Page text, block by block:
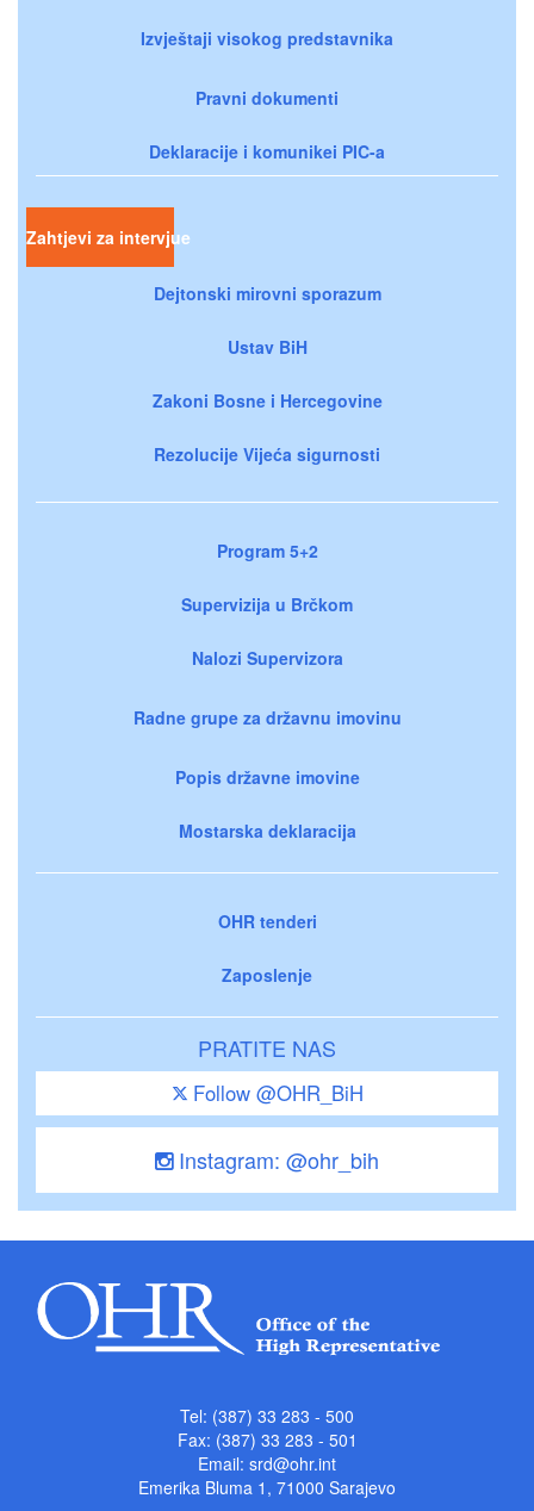
Izvještaji visokog predstavnika
Pravni dokumenti
Deklaracije i komunikei PIC-a
Zahtjevi za intervjue
Dejtonski mirovni sporazum
Ustav BiH
Zakoni Bosne i Hercegovine
Rezolucije Vijeća sigurnosti
Program 5+2
Supervizija u Brčkom
Nalozi Supervizora
Radne grupe za državnu imovinu
Popis državne imovine
Mostarska deklaracija
OHR tenderi
Zaposlenje
PRATITE NAS
Follow @OHR_BiH
Instagram: @ohr_bih
Tel: (387) 33 283 - 500
Fax: (387) 33 283 - 501
Email: srd@ohr.int
Emerika Bluma 1, 71000 Sarajevo